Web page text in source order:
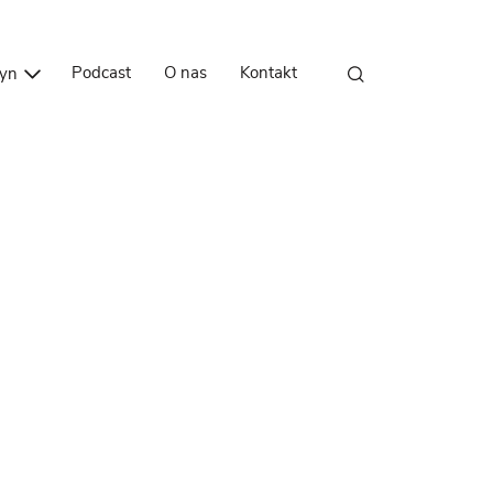
Podcast O nas Kontakt
Przejdź do treści